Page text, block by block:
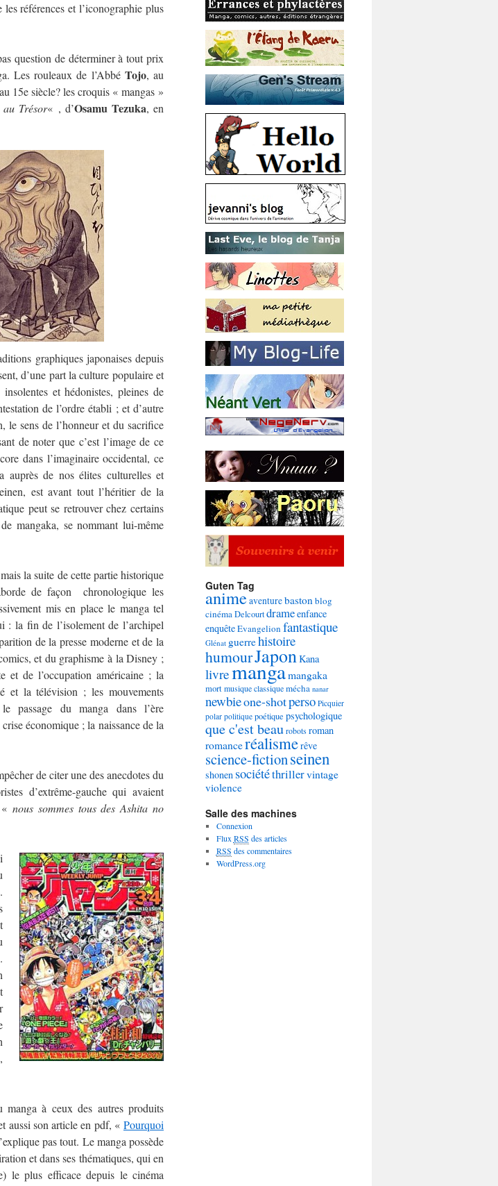
références et l’iconographie plus
question de déterminer à tout prix
Les rouleaux de l’Abbé Tojo, au
15e siècle? les croquis « mangas »
Trésor« , d’Osamu Tezuka, en
graphiques japonaises depuis
d’une part la culture populaire et
et hédonistes, pleines de
de l’ordre établi ; et d’autre
le sens de l’honneur et du sacrifice
de noter que c’est l’image de ce
dans l’imaginaire occidental, ce
auprès de nos élites culturelles et
est avant tout l’héritier de la
peut se retrouver chez certains
mangaka, se nommant lui-même
la suite de cette partie historique
de façon chronologique les
mis en place le manga tel
: la fin de l’isolement de l’archipel
de la presse moderne et de la
et du graphisme à la Disney ;
et de l’occupation américaine ; la
et la télévision ; les mouvements
passage du manga dans l’ère
économique ; la naissance de la
de citer une des anecdotes du
d’extrême-gauche qui avaient
nous sommes tous des Ashita no
manga à ceux des autres produits
aussi son article en pdf, « Pourquoi
pas tout. Le manga possède
et dans ses thématiques, qui en
le plus efficace depuis le cinéma
Guten Tag
animeaventurebaston blog
cinémaDelcourtdrameenfance
enquêteEvangelion fantastique
Glénat guerrehistoire
humourJapon Kana
livremangamangaka
mortmusique classiquemécha nanar
newbieone-shotperso Picquier
polar politique poétique psychologique
que c'est beaurobotsroman
romanceréalismerêve
science-fictionseinen
shonen sociététhrillervintage
violence
Salle des machines
Connexion
Flux RSS des articles
RSS des commentaires
WordPress.org